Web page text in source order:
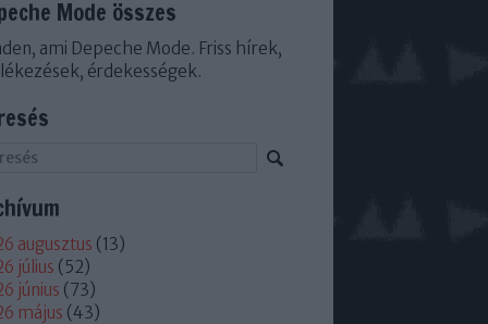
Mode összes
ami Depeche Mode. Friss hírek,
érdekességek.
augusztus (13)
július (52)
június (73)
május (43)